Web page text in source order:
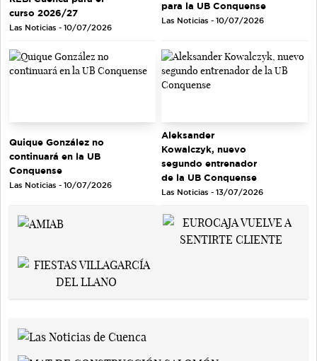
curso 2026/27
Las Noticias - 10/07/2026
para la UB Conquense
Las Noticias - 10/07/2026
Quique González no
continuará en la UB
Conquense
Las Noticias - 10/07/2026
Aleksander
Kowalczyk, nuevo
segundo entrenador
de la UB Conquense
Las Noticias - 13/07/2026